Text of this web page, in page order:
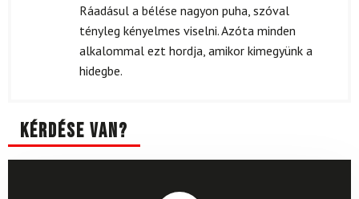
Ráadásul a bélése nagyon puha, szóval
tényleg kényelmes viselni. Azóta minden
alkalommal ezt hordja, amikor kimegyünk a
hidegbe.
Kérdése van?